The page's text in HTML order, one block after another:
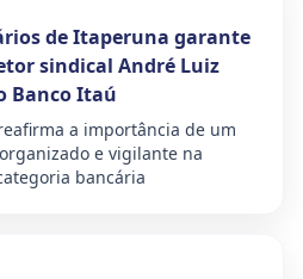
de Itaperuna garante
sindical André Luiz
Banco Itaú
a importância de um
e vigilante na
bancária